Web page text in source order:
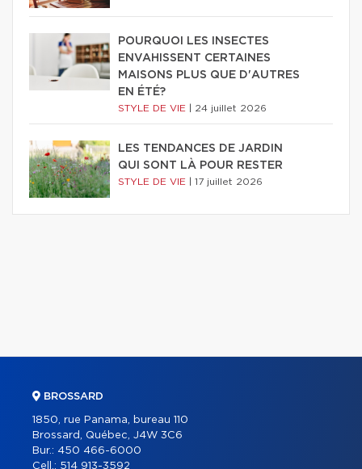
POURQUOI LES INSECTES
ENVAHISSENT CERTAINES
MAISONS PLUS QUE D'AUTRES
EN ÉTÉ?
STYLE DE VIE 24 juillet 2026
LES TENDANCES DE JARDIN
QUI SONT LÀ POUR RESTER
STYLE DE VIE 17 juillet 2026
BROSSARD
1850, rue Panama, bureau 110
Brossard, Québec, J4W 3C6
Bur.: 450 466-6000
Cell.: 514 913-3592